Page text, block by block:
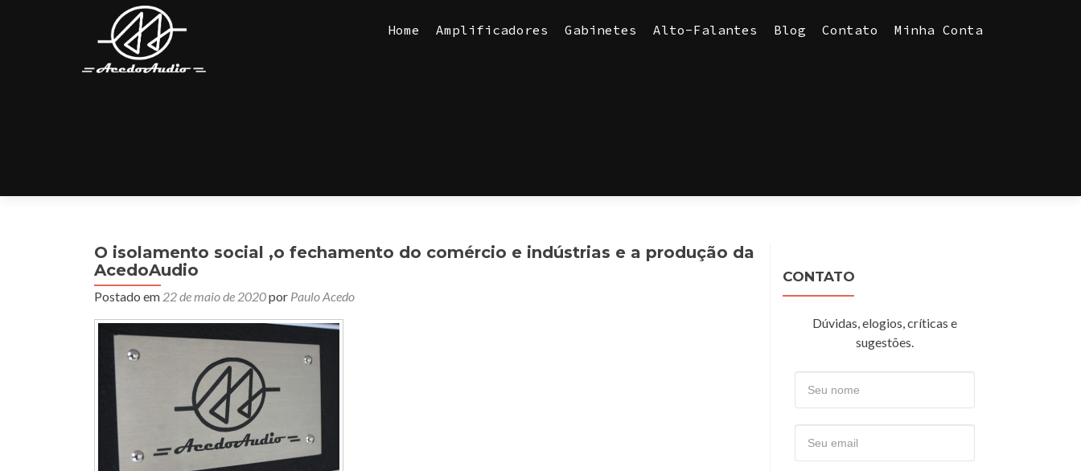
to
Home Amplificadores Gabinetes Alto-Falantes Blog Contato Minha Conta
O isolamento social ,o fechamento do comércio e indústrias e a produção da
AcedoAudio
Postado em 22 de maio de 2020por Paulo Acedo
CONTATO
Dúvidas, elogios, críticas e
sugestões.